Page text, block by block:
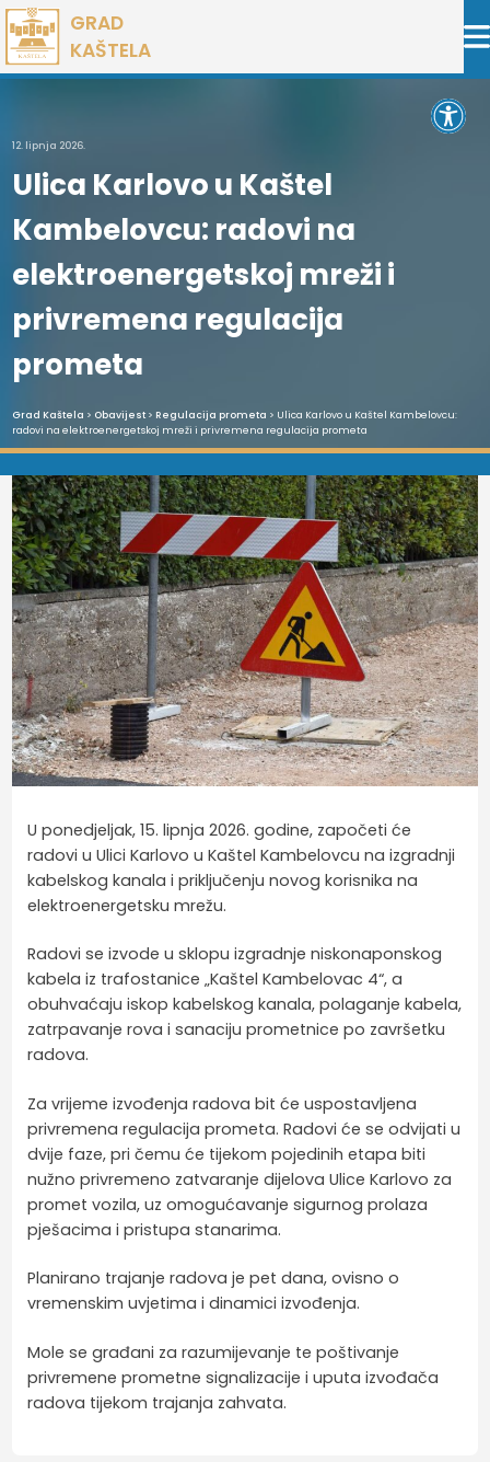
Preskoči
na
sadržaj
GRAD
KAŠTELA
12. lipnja 2026.
Ulica Karlovo u Kaštel
Kambelovcu: radovi na
elektroenergetskoj mreži i
privremena regulacija
prometa
Grad Kaštela > Obavijest> Regulacija prometa > Ulica Karlovo u Kaštel Kambelovcu:
radovi na elektroenergetskoj mreži i privremena regulacija prometa
U ponedjeljak, 15. lipnja 2026. godine, započeti će
radovi u Ulici Karlovo u Kaštel Kambelovcu na izgradnji
kabelskog kanala i priključenju novog korisnika na
elektroenergetsku mrežu.
Radovi se izvode u sklopu izgradnje niskonaponskog
kabela iz trafostanice „Kaštel Kambelovac 4“, a
obuhvaćaju iskop kabelskog kanala, polaganje kabela,
zatrpavanje rova i sanaciju prometnice po završetku
radova.
Za vrijeme izvođenja radova bit će uspostavljena
privremena regulacija prometa. Radovi će se odvijati u
dvije faze, pri čemu će tijekom pojedinih etapa biti
nužno privremeno zatvaranje dijelova Ulice Karlovo za
promet vozila, uz omogućavanje sigurnog prolaza
pješacima i pristupa stanarima.
Planirano trajanje radova je pet dana, ovisno o
vremenskim uvjetima i dinamici izvođenja.
Mole se građani za razumijevanje te poštivanje
privremene prometne signalizacije i uputa izvođača
radova tijekom trajanja zahvata.